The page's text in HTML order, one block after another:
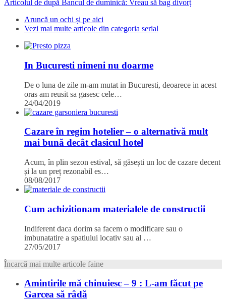
Articolul de după Bancul de duminică: Vreau să bag divorț
Aruncă un ochi și pe aici
Vezi mai multe articole din categoria serial
In Bucuresti nimeni nu doarme
De o luna de zile m-am mutat in Bucuresti, deoarece in acest
oras am reusit sa gasesc cele…
24/04/2019
Cazare în regim hotelier – o alternativă mult
mai bună decât clasicul hotel
Acum, în plin sezon estival, să găsești un loc de cazare decent
și la un preț rezonabil es…
08/08/2017
Cum achizitionam materialele de constructii
Indiferent daca dorim sa facem o modificare sau o
imbunatatire a spatiului locativ sau al …
27/05/2017
Încarcă mai multe articole faine
Amintirile mă chinuiesc – 9 : L-am făcut pe
Garcea să râdă